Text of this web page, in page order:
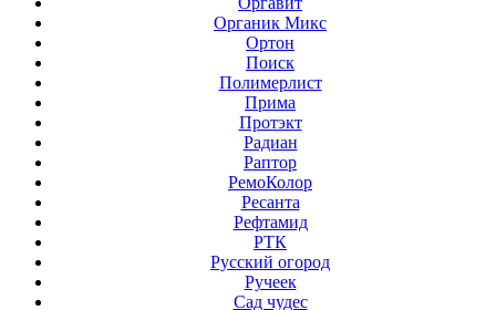
Органик Микс
Ортон
Поиск
Полимерлист
Прима
Протэкт
Радиан
Раптор
РемоКолор
Ресанта
Рефтамид
РТК
Русский огород
Ручеек
Сад чудес